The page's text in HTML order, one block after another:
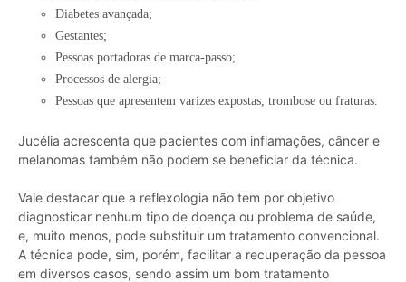
Diabetes avançada;
Gestantes;
Pessoas portadoras de marca-passo;
Processos de alergia;
Pessoas que apresentem varizes expostas, trombose ou fraturas.
Jucélia acrescenta que pacientes com inflamações, câncer e
melanomas também não podem se beneficiar da técnica.
Vale destacar que a reflexologia não tem por objetivo
diagnosticar nenhum tipo de doença ou problema de saúde,
e, muito menos, pode substituir um tratamento convencional.
A técnica pode, sim, porém, facilitar a recuperação da pessoa
em diversos casos, sendo assim um bom tratamento